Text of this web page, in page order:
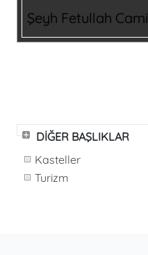
Şeyh Fetullah Cami
DİĞER BAŞLIKLAR
Kasteller
Turizm